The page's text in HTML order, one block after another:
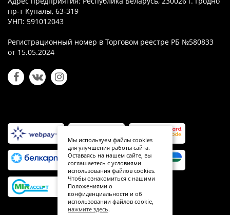
пр-т Купалы, 63-319
УНП: 591012043
Регистрационный номер в Торговом реестре РБ №580833
от 15.05.2024
Мы используем файлы cookies
для улучшения работы сайта.
Оставаясь на нашем сайте, вы
соглашаетесь с условиями
использования файлов cookies.
Чтобы ознакомиться с нашими
Положениями о
конфиденциальности и об
использовании файлов cookie,
нажмите здесь.